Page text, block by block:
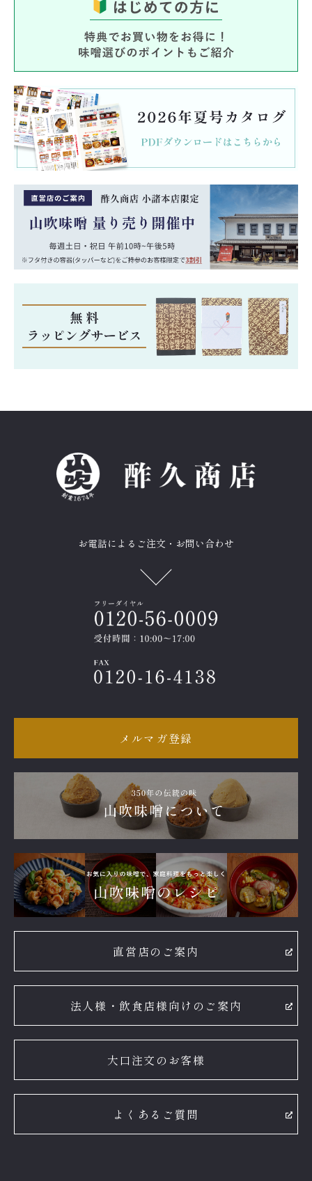
お電話によるご注文・お問い合わせ
メルマガ登録
直営店のご案内
法人様・飲食店様向けのご案内
大口注文のお客様
よくあるご質問